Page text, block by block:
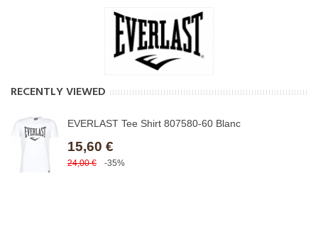
RECENTLY VIEWED
EVERLAST Tee Shirt 807580-60 Blanc
15,60 €
24,00 € -35%